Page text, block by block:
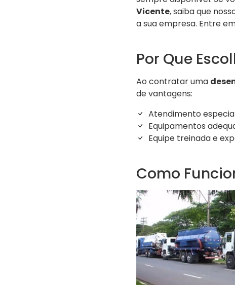
Vicente, saiba que
a sua empresa. Entre
Por Que
Ao contratar uma
de vantagens:
Atendimento
Equipamentos
Equipe treinada e
Como